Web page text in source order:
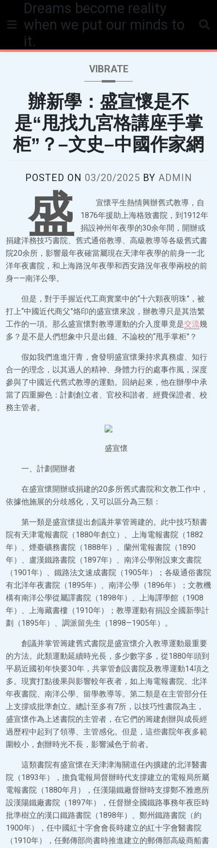
content
Dreams become reality
when we put our minds to
it.
VIBRATE
辦新學：盛宣懷是不
是“甩找九宮格講座手掌
柜”？–文史–中國作家網
POSTED ON 03/20/2025 BY ADMIN
盛
宣懷平生熱情興辦舊式教導，自
1876年援助上海格致書院，到1912年
捐設神州年夜學的30余年間，開辦或
捐建洋務技巧書院、舊式通俗教導、高級教導等各級舊式書
院20余所，影響最年夜確當屬現在天津年夜學的前身——北
洋年夜書院，和上海路況年夜學和西安路況年夜學兩校的前
身——南洋公學。
但是，對于手握近代工商實業中的“十六顆夜明珠”，被
打上“中國近代商父”烙印的盛宣懷來說，辦教導只是其浩繁
工作的一項。那么盛宣懷對教導運動的介入度畢竟是交流幾
多？是不是人們想象中只是出錢、不論校的“甩手掌柜”？
假如我們進進汗青，會發明盛宣懷秉持求真務虛、知行
合一的理念，以其過人的精神、身體力行的處事作風，深度
參與了中國近代舊式教導的運動。回納起來，他在辦學中承
當了四重腳色：計劃創立者、官校和諧者、經費保證者、校
務主管者。
盛宣懷
一、計劃開辦者
在盛宣懷開辦或捐建的20多所舊式書院和文教工作中，
依據他施展的分歧感化，又可以區分為三類：
第一類是盛宣懷提出創議并掌管籌建的。此中技巧類書
院有天津電報書院（1880年創立）、上海電報書院（1882
年）、煙臺礦務書院（1888年）、蘭州電報書院（1890
年）、盧漢鐵路書院（1897年）、南洋公學附設東文書院
（1901年）、鐵路法文速成書院（1905年）；各級通俗書院
有北洋年夜書院（1895年）、南洋公學（1896年）；文教機
構有南洋公學從屬譯書院（1898年）、上海譯學館（1908
年）、上海藏書樓（1910年）；教導運動有捐設全國新學計
劃（1895年）、調派留先生（1898—1905年）。
創議并掌管籌建舊式書院是盛宣懷介入教導運動最重要
的方法。此類運動延續時光長，多少數字多，從1880年頭到
平易近國初年快要30年，共掌管創設書院及教導運動14項之
多。現實打點後果與影響較年夜者，如上海電報書院、北洋
年夜書院、南洋公學、留學教導等。第二類是在主管部分任
上支撐或批準創立。總計至多有7所，以技巧性書院為主，
盛宣懷作為上述書院的主管者，在它們的籌建創辦與成長經
過歷程中起到了領導、主管感化。但是，這些書院年夜多範
圍較小，創辦時光不長，影響減色于前者。
這類書院有盛宣懷在天津津海關道任內擴建的北洋醫書
院（1893年），擔負電報局督辦時代支撐建立的電報局所屬
電報書院（1880年月），任漢陽鐵廠督辦時支撐鄭不雅應所
設漢陽鐵廠書院（1897年），任督辦全國鐵路事務年夜臣時
批準樹立的漢口鐵路書院（1898年）、鄭州鐵路書院（約
1900年），任中國紅十字會會長時建立的紅十字會醫書院
（1910年），任郵傳部尚書時推進建立的郵傳部高級商船書